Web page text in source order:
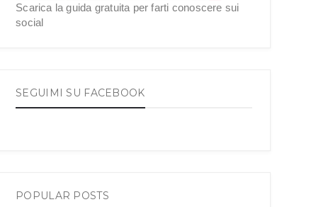
Scarica la guida gratuita per farti conoscere sui
social
SEGUIMI SU FACEBOOK
POPULAR POSTS